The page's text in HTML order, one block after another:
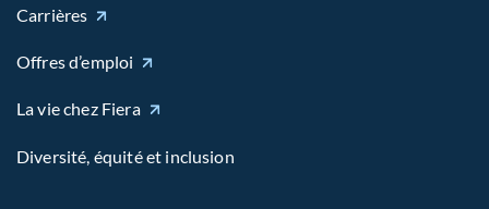
Carrières
Offres d’emploi
La vie chez Fiera
Diversité, équité et inclusion